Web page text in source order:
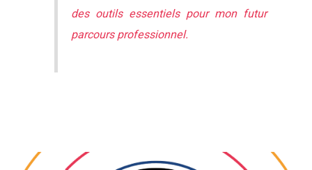
des outils essentiels pour mon futur
parcours professionnel.